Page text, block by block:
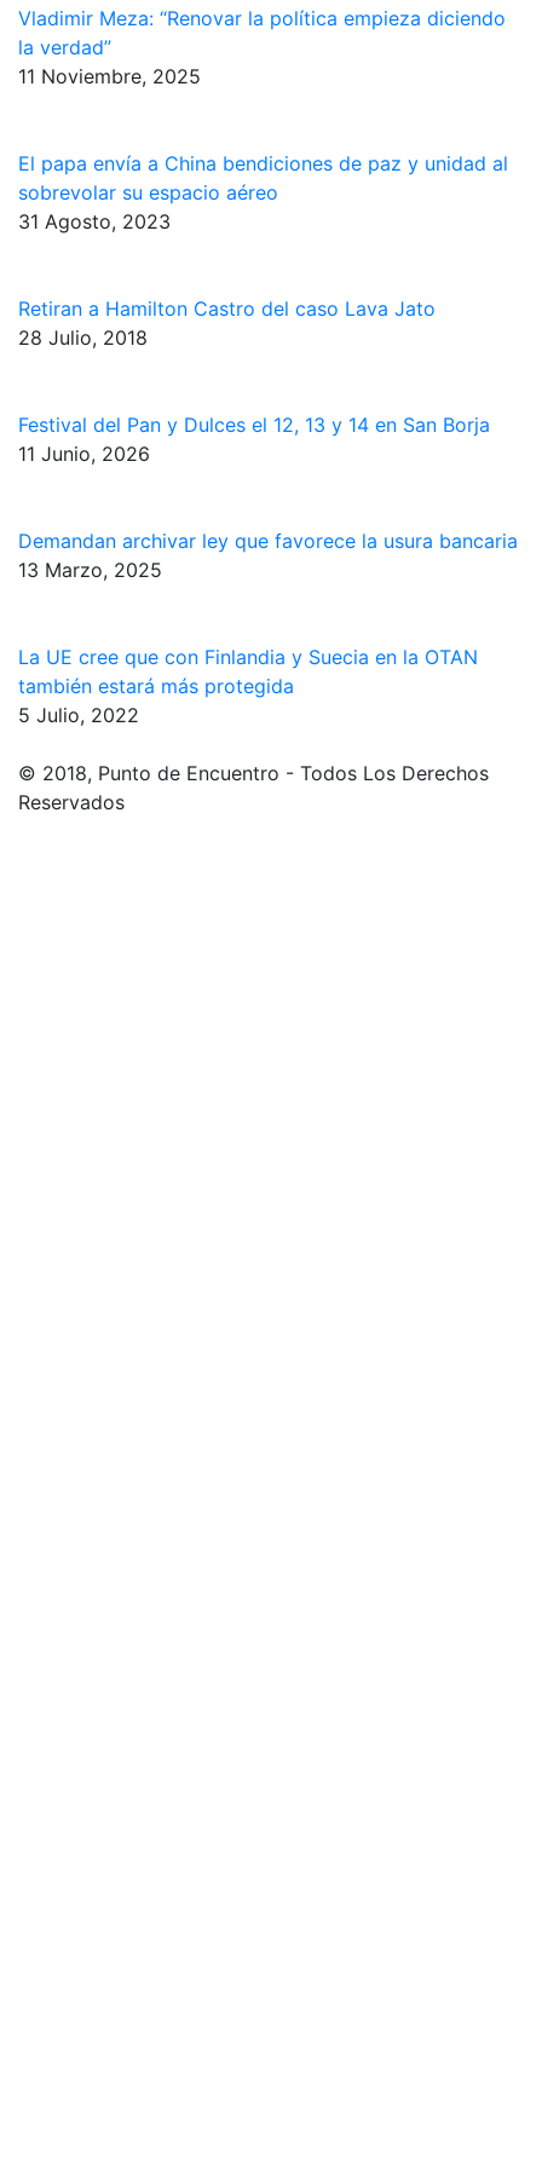
Vladimir Meza: “Renovar la política empieza diciendo
la verdad”
11 Noviembre, 2025
El papa envía a China bendiciones de paz y unidad al
sobrevolar su espacio aéreo
31 Agosto, 2023
Retiran a Hamilton Castro del caso Lava Jato
28 Julio, 2018
Festival del Pan y Dulces el 12, 13 y 14 en San Borja
11 Junio, 2026
Demandan archivar ley que favorece la usura bancaria
13 Marzo, 2025
La UE cree que con Finlandia y Suecia en la OTAN
también estará más protegida
5 Julio, 2022
© 2018, Punto de Encuentro - Todos Los Derechos
Reservados